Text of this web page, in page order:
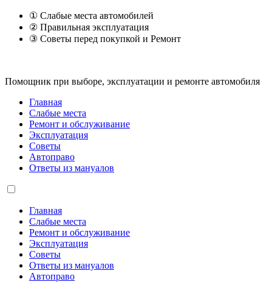
① Слабые места автомобилей
② Правильная эксплуатация
③ Советы перед покупкой и Ремонт
Помощник при выборе, эксплуатации и ремонте автомобиля
Главная
Слабые места
Ремонт и обслуживание
Эксплуатация
Советы
Автоправо
Ответы из мануалов
Главная
Слабые места
Ремонт и обслуживание
Эксплуатация
Советы
Ответы из мануалов
Автоправо